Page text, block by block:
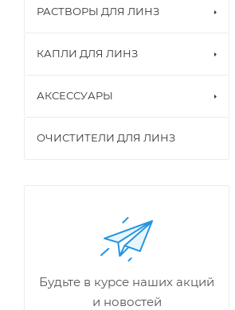
РАСТВОРЫ ДЛЯ ЛИНЗ
КАПЛИ ДЛЯ ЛИНЗ
АКСЕССУАРЫ
ОЧИСТИТЕЛИ ДЛЯ ЛИНЗ
Будьте в курсе наших акций
и новостей